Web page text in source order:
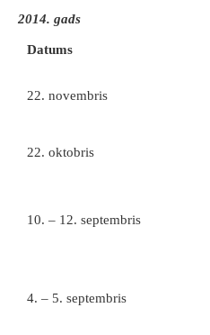
2014. gads
Datums
22. novembris
22. oktobris
10. – 12. septembris
4. – 5. septembris